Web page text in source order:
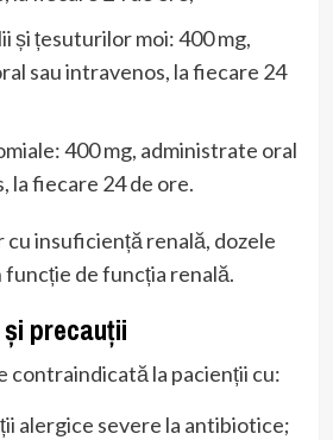
și țesuturilor moi: 400 mg,
sau intravenos, la fiecare 24
400 mg, administrate oral
la fiecare 24 de ore.
cu insuficiență renală, dozele
de funcția renală.
precauții
contraindicată la pacienții cu:
alergice severe la antibiotice;